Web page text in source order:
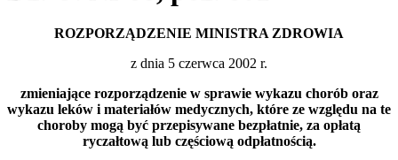
ROZPORZĄDZENIE MINISTRA ZDROWIA
z dnia 5 czerwca 2002 r.
zmieniające rozporządzenie w sprawie wykazu chorób oraz
wykazu leków i materiałów medycznych, które ze względu na te
choroby mogą być przepisywane bezpłatnie, za opłatą
ryczałtową lub częściową odpłatnością.